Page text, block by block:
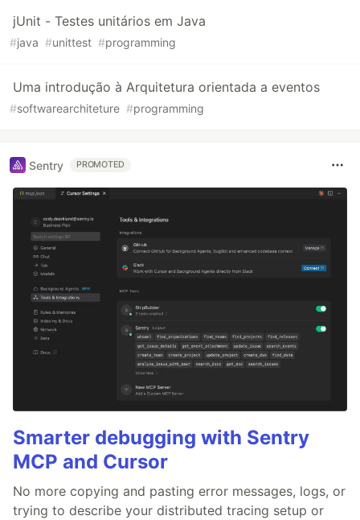
jUnit - Testes unitários em Java
#java #unittest #programming
Uma introdução à Arquitetura orientada a eventos
#softwarearchiteture #programming
Sentry PROMOTED
Smarter debugging with Sentry
MCP and Cursor
No more copying and pasting error messages, logs, or
trying to describe your distributed tracing setup or